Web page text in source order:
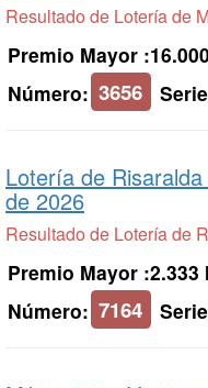
Resultado de Lotería de
Premio Mayor
Número: 3656
Lotería de
de 2026
Resultado de Lotería de
Premio Mayor :2.333
Número: 7164